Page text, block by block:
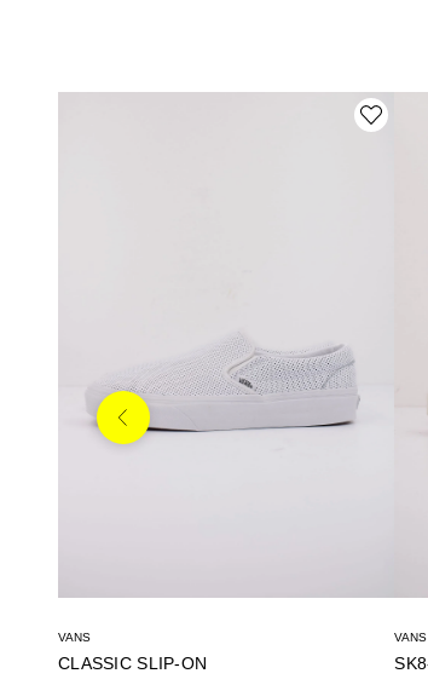
VANS
CLASSIC SLIP-ON
VANS
Anterior